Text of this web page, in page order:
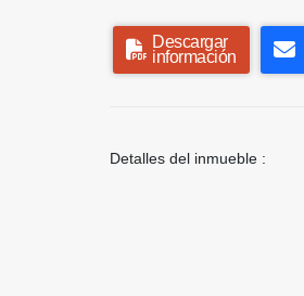
Descargar
información
Detalles del inmueble :